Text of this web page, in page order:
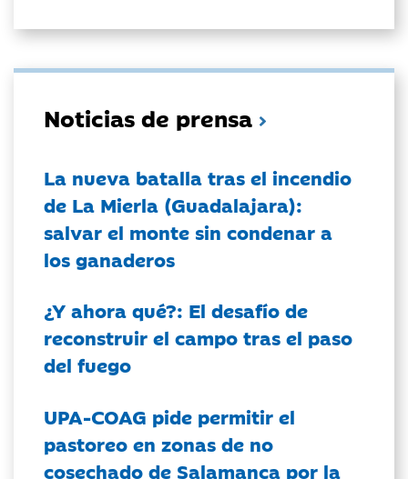
Noticias de prensa
La nueva batalla tras el incendio
de La Mierla (Guadalajara):
salvar el monte sin condenar a
los ganaderos
¿Y ahora qué?: El desafío de
reconstruir el campo tras el paso
del fuego
UPA-COAG pide permitir el
pastoreo en zonas de no
cosechado de Salamanca por la